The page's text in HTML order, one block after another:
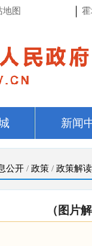
地图
新闻
公开 / 政策 / 政策解读
（图片